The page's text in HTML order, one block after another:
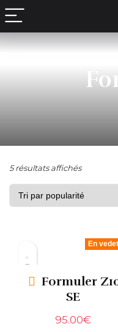
principal
5 résultats affichés
En
Formuler
SE
95.00€